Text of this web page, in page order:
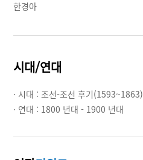
한경아
시대/연대
· 시대 :조선-조선 후기(1593~1863)
· 연대 : 1800 년대 - 1900 년대